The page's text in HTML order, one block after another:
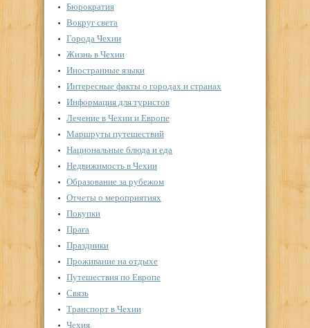
Бюрократия
Вокруг света
Города Чехии
Жизнь в Чехии
Иностранные языки
Интересные факты о городах и странах
Информация для туристов
Лечение в Чехии и Европе
Маршруты путешествий
Национальные блюда и еда
Недвижимость в Чехии
Образование за рубежом
Отчеты о мероприятиях
Покупки
Прага
Праздники
Проживание на отдыхе
Путешествия по Европе
Связь
Транспорт в Чехии
Чехия